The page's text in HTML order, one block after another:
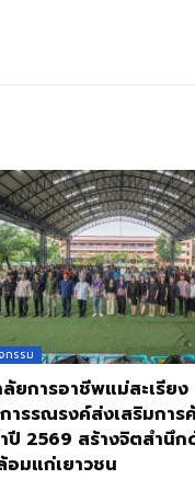
กรรม
ลัยการอาชีพแม่สะเรีย
ารรณรงค์ส่งเสริมกา
ปี 2569 สร้างจิตสำนึ
อมแก่เยาวชน